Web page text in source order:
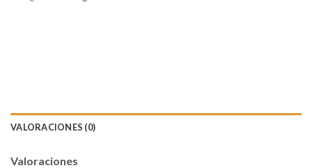
VALORACIONES (0)
Valoraciones